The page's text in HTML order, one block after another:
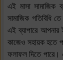
এই মাসা সামাজিক
সামাজিক গতিবিধি
এই ব্যাপারে
কাজেও সহায়ক হতে
ফলাফল দিতে পারে।